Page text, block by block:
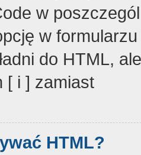
w
w
do HTML,
[ i ] zamiast
HTML?